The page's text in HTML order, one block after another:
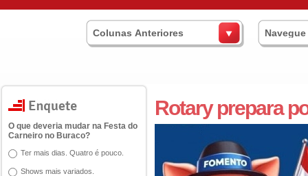
Colunas Anteriores
O que deveria mudar na Festa do
Carneiro no Buraco?
Ter mais dias. Quatro é pouco.
Shows mais variados.
Rotary prepara